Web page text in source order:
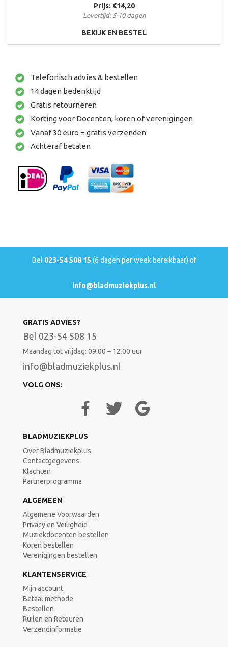
Prijs: €14,20
Levertijd: 5-10 dagen
BEKIJK EN BESTEL
Telefonisch advies & bestellen
14 dagen bedenktijd
Gratis retourneren
Korting voor Docenten, koren of verenigingen
Vanaf 30 euro = gratis verzenden
Achteraf betalen
Bel 023-54 508 15 (6 dagen per week bereikbaar) of
info@bladmuziekplus.nl
GRATIS ADVIES?
Bel 023-54 508 15
Maandag tot vrijdag: 09.00 – 12.00 uur
info@bladmuziekplus.nl
VOLG ONS:
BLADMUZIEKPLUS
Over Bladmuziekplus
Contactgegevens
Klachten
Partnerprogramma
ALGEMEEN
Algemene Voorwaarden
Privacy en Veiligheid
Muziekdocenten bestellen
Koren bestellen
Verenigingen bestellen
KLANTENSERVICE
Mijn account
Betaal methode
Bestellen
Ruilen en Retouren
Verzendinformatie